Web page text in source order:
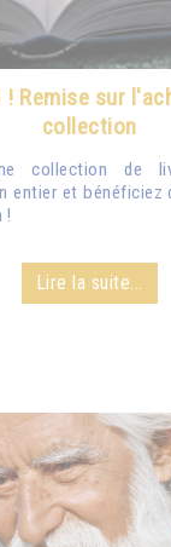
! Remise sur
collection
collection de
entier et bénéficiez
!
Lire la suite...